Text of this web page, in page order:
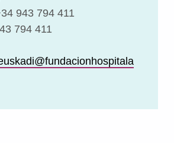
943 794 411
794 411